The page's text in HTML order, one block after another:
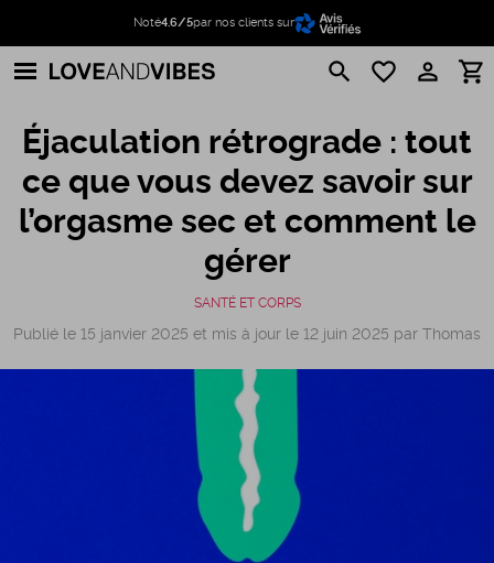
Noté4.6/5par nos clients sur
search favorite_border perm_identity shopping_cart
Éjaculation rétrograde : tout
ce que vous devez savoir sur
l’orgasme sec et comment le
gérer
SANTÉ ET CORPS
Publié le 15 janvier 2025 et mis à jour le 12 juin 2025 par Thomas